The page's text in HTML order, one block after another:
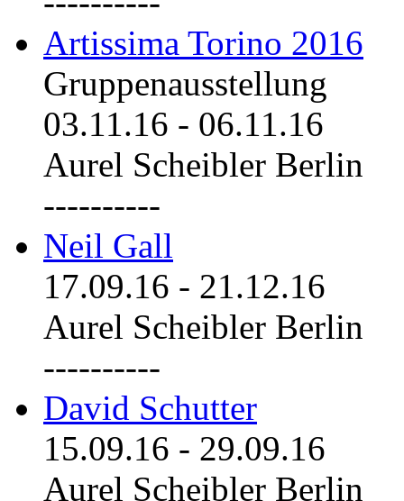
Artissima Torino 2016
Gruppenausstellung
03.11.16 - 06.11.16
Aurel Scheibler Berlin
----------
Neil Gall
17.09.16 - 21.12.16
Aurel Scheibler Berlin
----------
David Schutter
15.09.16 - 29.09.16
Aurel Scheibler Berlin